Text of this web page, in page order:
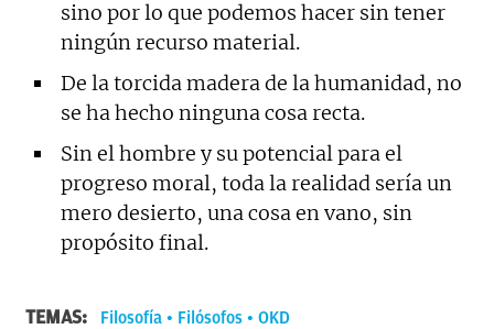
sino por lo que podemos hacer sin tener
ningún recurso material.
De la torcida madera de la humanidad, no
se ha hecho ninguna cosa recta.
Sin el hombre y su potencial para el
progreso moral, toda la realidad sería un
mero desierto, una cosa en vano, sin
propósito final.
TEMAS: Filosofía Filósofos OKD